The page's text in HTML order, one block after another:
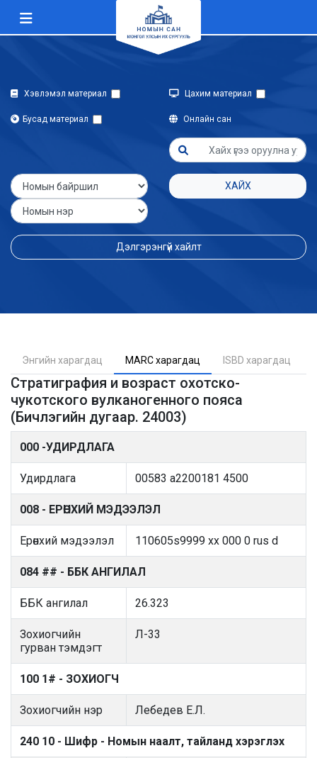
Хэвлэмэл материал Цахим материал
Бусад материал Онлайн сан
ХАЙХ
Дэлгэрэнгүй хайлт
Энгийн харагдац MARC харагдац ISBD харагдац
Стратиграфия и возраст охотско-
чукотского вулканогенного пояса
(Бичлэгийн дугаар. 24003)
000 -УДИРДЛАГА
Удирдлага 00583 a2200181 4500
008 - ЕРӨНХИЙ МЭДЭЭЛЭЛ
Ерөнхий мэдээлэл 110605s9999 xx 000 0 rus d
084 ## - ББК АНГИЛАЛ
ББК ангилал 26.323
Зохиогчийн
гурван тэмдэгт
Л-33
100 1# - ЗОХИОГЧ
Зохиогчийн нэр Лебедев Е.Л.
240 10 - Шифр - Номын наалт, тайланд хэрэглэх